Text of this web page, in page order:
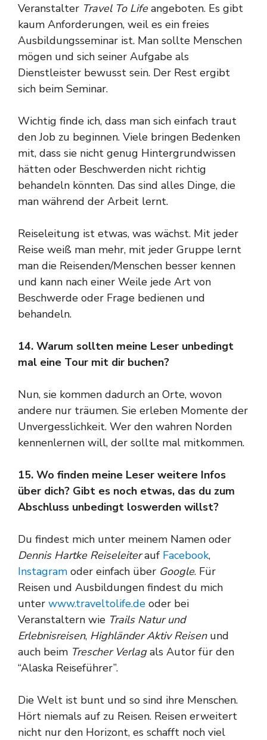
Veranstalter Travel To Lifeangeboten. Es gibt
kaum Anforderungen, weil es ein freies
Ausbildungsseminar ist. Man sollte Menschen
mögen und sich seiner Aufgabe als
Dienstleister bewusst sein. Der Rest ergibt
sich beim Seminar.
Wichtig finde ich, dass man sich einfach traut
den Job zu beginnen. Viele bringen Bedenken
mit, dass sie nicht genug Hintergrundwissen
hätten oder Beschwerden nicht richtig
behandeln könnten. Das sind alles Dinge, die
man während der Arbeit lernt.
Reiseleitung ist etwas, was wächst. Mit jeder
Reise weiß man mehr, mit jeder Gruppe lernt
man die Reisenden/Menschen besser kennen
und kann nach einer Weile jede Art von
Beschwerde oder Frage bedienen und
behandeln.
14. Warum sollten meine Leser unbedingt
mal eine Tour mit dir buchen?
Nun, sie kommen dadurch an Orte, wovon
andere nur träumen. Sie erleben Momente der
Unvergesslichkeit. Wer den wahren Norden
kennenlernen will, der sollte mal mitkommen.
15. Wo finden meine Leser weitere Infos
über dich? Gibt es noch etwas, das du zum
Abschluss unbedingt loswerden willst?
Du findest mich unter meinem Namen oder
Dennis Hartke Reiseleiterauf Facebook,
Instagram oder einfach über Google. Für
Reisen und Ausbildungen findest du mich
unter www.traveltolife.de oder bei
Veranstaltern wie Trails Natur und
Erlebnisreisen, Highländer Aktiv Reisenund
auch beim Trescher Verlagals Autor für den
“Alaska Reiseführer”.
Die Welt ist bunt und so sind ihre Menschen.
Hört niemals auf zu Reisen. Reisen erweitert
nicht nur den Horizont, es schafft noch viel